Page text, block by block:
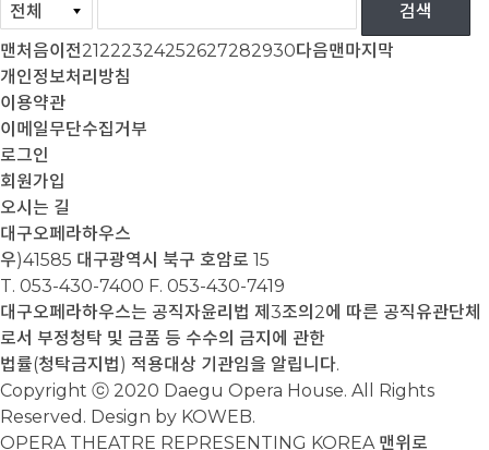
맨처음이전21222324252627282930다음맨마지막
개인정보처리방침
이용약관
이메일무단수집거부
로그인
회원가입
오시는 길
대구오페라하우스
우)41585 대구광역시 북구 호암로 15
T. 053-430-7400 F. 053-430-7419
대구오페라하우스는 공직자윤리법 제3조의2에 따른 공직유관단체
로서 부정청탁 및 금품 등 수수의 금지에 관한
법률(청탁금지법) 적용대상 기관임을 알립니다.
Copyright ⓒ 2020 Daegu Opera House. All Rights
Reserved. Design by KOWEB.
OPERA THEATRE REPRESENTING KOREA 맨위로